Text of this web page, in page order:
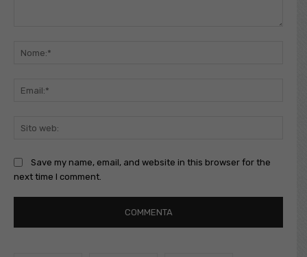
Save my name, email, and website in this browser for the
next time I comment.